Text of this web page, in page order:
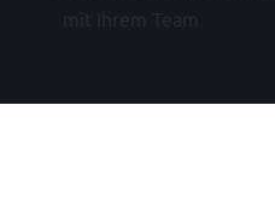
mit Ihrem Team